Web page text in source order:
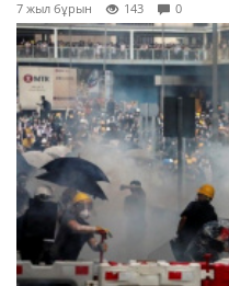
7 жыл бұрын 143 0